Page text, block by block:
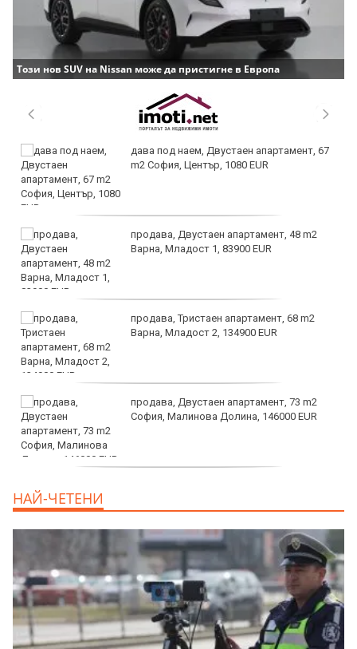
Този нов SUV на Nissan може да пристигне в Европа
дава под наем, Двустаен апартамент, 67
m2 София, Център, 1080 EUR
продава, Двустаен апартамент, 48 m2
Варна, Младост 1, 83900 EUR
продава, Тристаен апартамент, 68 m2
Варна, Младост 2, 134900 EUR
продава, Двустаен апартамент, 73 m2
София, Малинова Долина, 146000 EUR
НАЙ-ЧЕТЕНИ